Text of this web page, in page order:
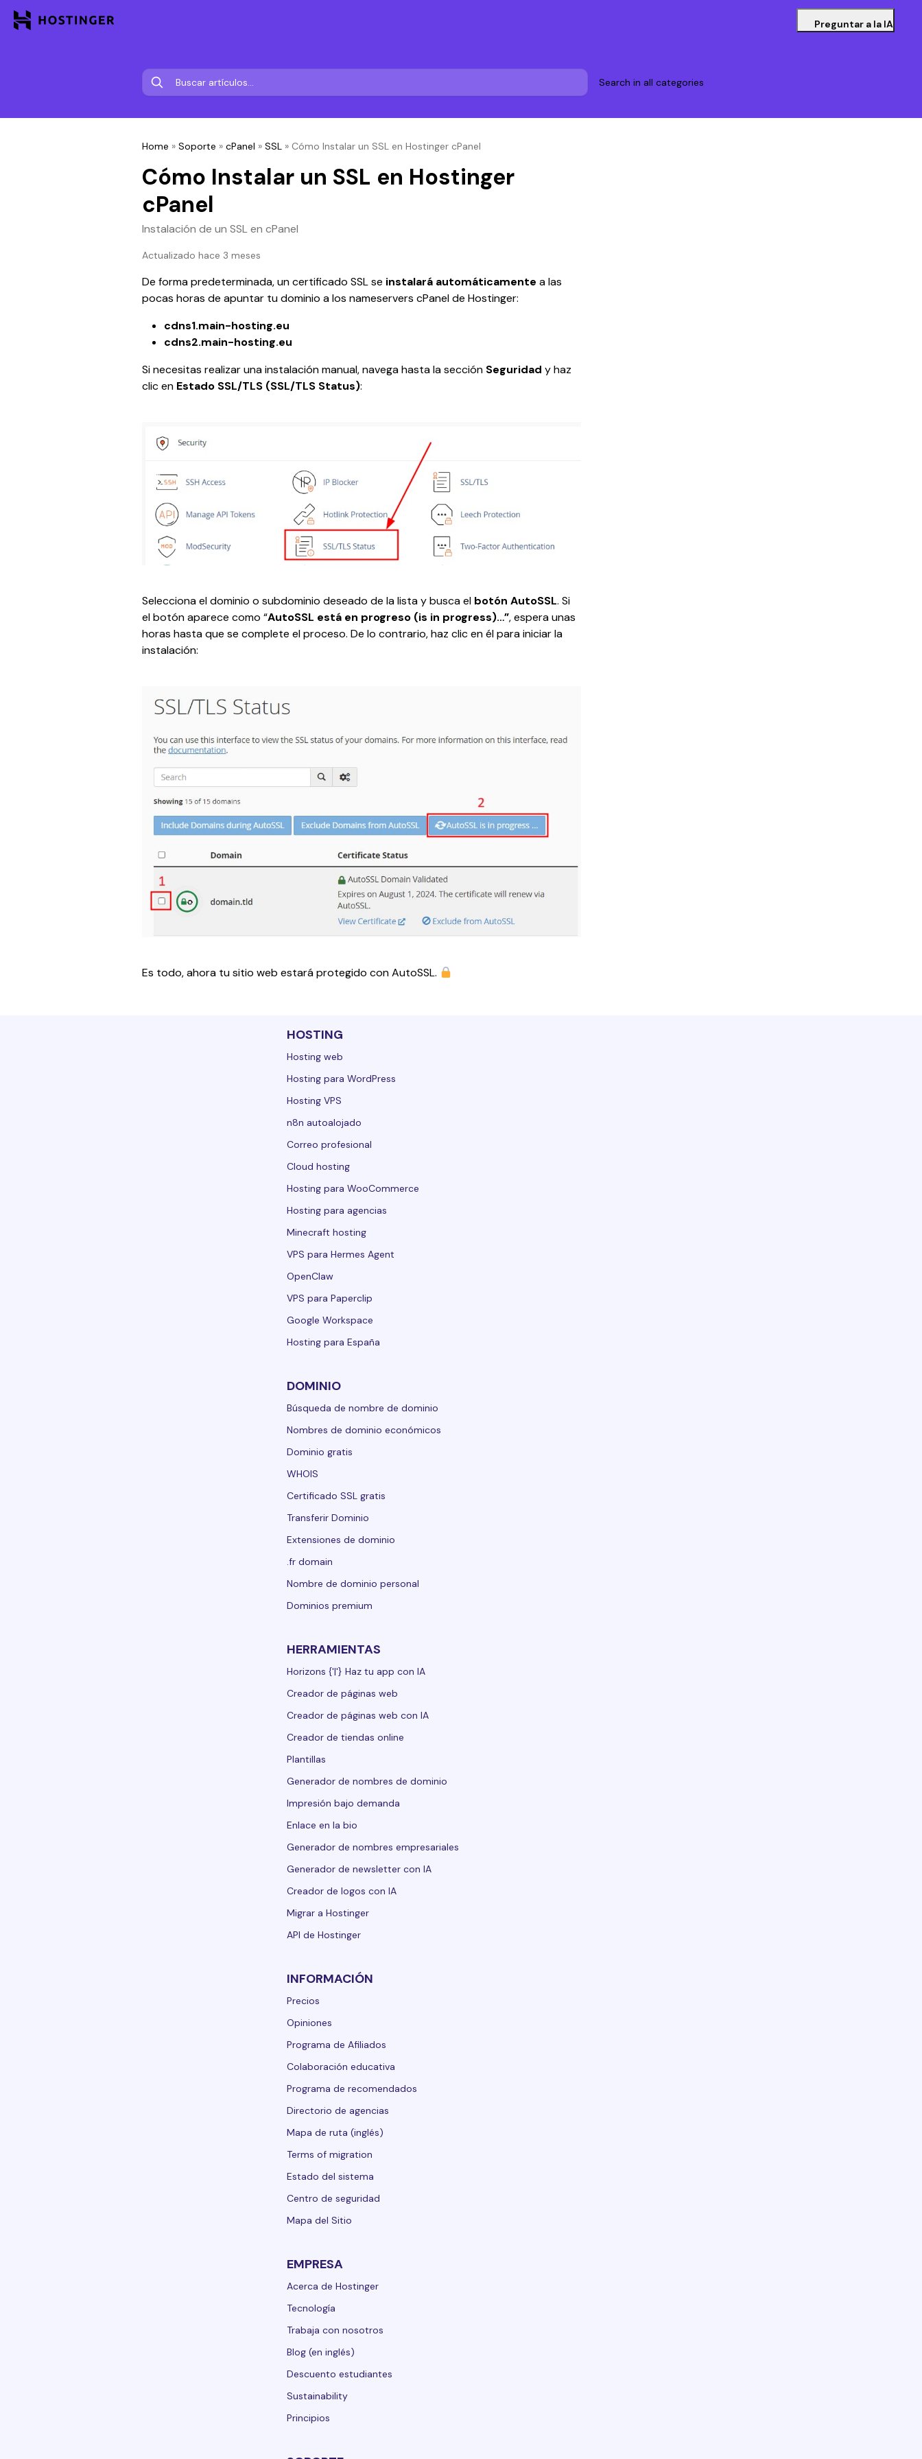
Preguntar a la IA
Search in all categories
Home » Soporte » cPanel » SSL » Cómo Instalar un SSL en Hostinger cPanel
Cómo Instalar un SSL en Hostinger
cPanel
Instalación de un SSL en cPanel
Actualizado hace 3 meses
De forma predeterminada, un certificado SSL se instalará automáticamente a las
pocas horas de apuntar tu dominio a los nameservers cPanel de Hostinger:
cdns1.main-hosting.eu
cdns2.main-hosting.eu
Si necesitas realizar una instalación manual, navega hasta la sección Seguridad y haz
clic en Estado SSL/TLS (SSL/TLS Status):
Selecciona el dominio o subdominio deseado de la lista y busca el botón AutoSSL. Si
el botón aparece como “AutoSSL está en progreso (is in progress)…”, espera unas
horas hasta que se complete el proceso. De lo contrario, haz clic en él para iniciar la
instalación:
Es todo, ahora tu sitio web estará protegido con AutoSSL.
HOSTING
Hosting web
Hosting para WordPress
Hosting VPS
n8n autoalojado
Correo profesional
Cloud hosting
Hosting para WooCommerce
Hosting para agencias
Minecraft hosting
VPS para Hermes Agent
OpenClaw
VPS para Paperclip
Google Workspace
Hosting para España
DOMINIO
Búsqueda de nombre de dominio
Nombres de dominio económicos
Dominio gratis
WHOIS
Certificado SSL gratis
Transferir Dominio
Extensiones de dominio
.fr domain
Nombre de dominio personal
Dominios premium
HERRAMIENTAS
Horizons {'|'} Haz tu app con IA
Creador de páginas web
Creador de páginas web con IA
Creador de tiendas online
Plantillas
Generador de nombres de dominio
Impresión bajo demanda
Enlace en la bio
Generador de nombres empresariales
Generador de newsletter con IA
Creador de logos con IA
Migrar a Hostinger
API de Hostinger
INFORMACIÓN
Precios
Opiniones
Programa de Afiliados
Colaboración educativa
Programa de recomendados
Directorio de agencias
Mapa de ruta (inglés)
Terms of migration
Estado del sistema
Centro de seguridad
Mapa del Sitio
EMPRESA
Acerca de Hostinger
Tecnología
Trabaja con nosotros
Blog (en inglés)
Descuento estudiantes
Sustainability
Principios